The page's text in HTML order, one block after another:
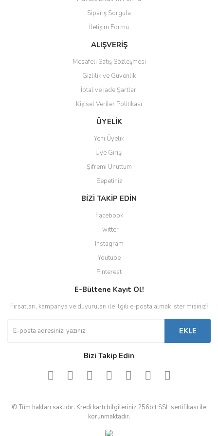
Ürün bilgilerinde hatalar bulunuyor.
Ürün fiyatı diğer sitelerden daha pahalı.
Bu ürüne benzer farklı alternatifler olmalı.
Gönder
Sipariş Sorgula
İletişim Formu
ALIŞVERİŞ
Mesafeli Satış Sözleşmesi
Gizlilik ve Güvenlik
İptal ve İade Şartları
Kişisel Veriler Politikası
ÜYELİK
Yeni Üyelik
Üye Girişi
Şifremi Unuttum
Sepetiniz
BİZİ TAKİP EDİN
Facebook
Twitter
Instagram
Youtube
Pinterest
E-Bültene Kayıt Ol!
Fırsatları, kampanya ve duyuruları ile ilgili e-posta almak ister misiniz?
EKLE
Bizi Takip Edin
© Tüm hakları saklıdır. Kredi kartı bilgileriniz 256bit SSL sertifikası ile
korunmaktadır.